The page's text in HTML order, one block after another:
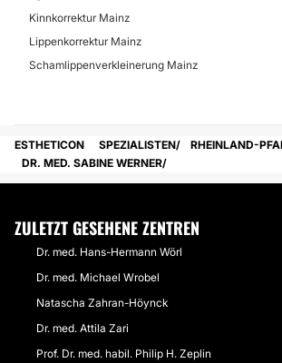
Kinnkorrektur Mainz
Lippenkorrektur Mainz
Schamlippenverkleinerung Mainz
ESTHETICON SPEZIALISTEN RHEINLAND-
DR. MED. SABINE WERNER
ZULETZT GESEHENE ZENTREN
Dr. med. Hans-Hermann Wörl
Dr. med. Michael Wrobel
Natascha Zahran-Höynck
Dr. med. Attila Zari
Prof. Dr. med. habil. Philip H. Zeplin